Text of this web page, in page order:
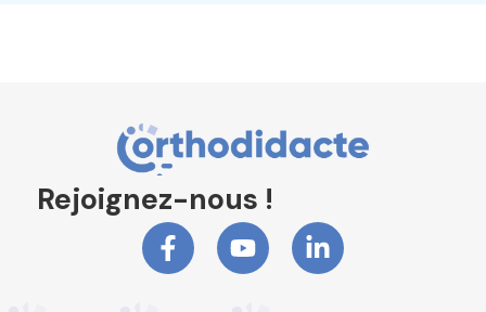
Rejoignez-nous !